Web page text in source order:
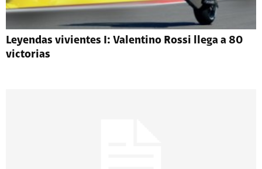
Leyendas vivientes I: Valentino Rossi llega a 80
victorias